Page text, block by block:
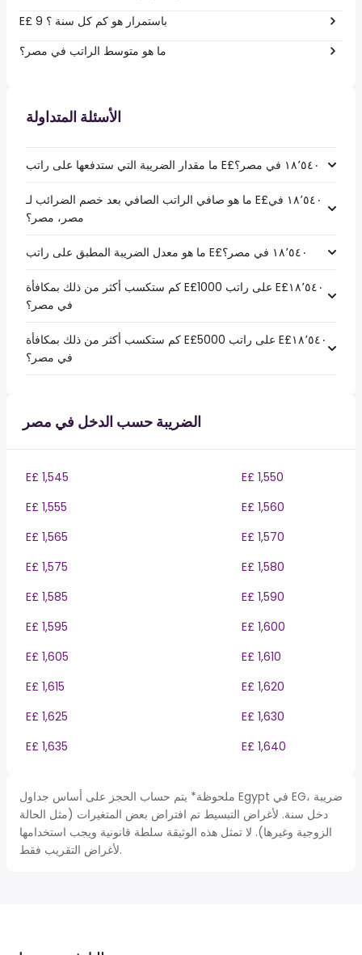
E£ 9 باستمرار هو كم كل سنة ؟
ما هو متوسط الراتب في مصر؟
الأسئلة المتداولة
ما هو صافي الراتب الصافي بعد خصم الضرائب لـ E£‏١٨٬٥٤٠ في
مصر، مصر؟
كم ستكسب أكثر من ذلك بمكافأة E£1000 على راتب E£‏١٨٬٥٤٠
في مصر؟
كم ستكسب أكثر من ذلك بمكافأة E£5000 على راتب E£‏١٨٬٥٤٠
في مصر؟
الضريبة حسب الدخل في مصر
E£ 1,545
E£ 1,550
E£ 1,555
E£ 1,560
E£ 1,565
E£ 1,570
E£ 1,575
E£ 1,580
E£ 1,585
E£ 1,590
E£ 1,595
E£ 1,600
E£ 1,605
E£ 1,610
E£ 1,615
E£ 1,620
E£ 1,625
E£ 1,630
E£ 1,635
E£ 1,640
ملحوظة* يتم حساب الحجز على أساس جداول Egypt في EG، ضريبة
دخل سنة. لأغراض التبسيط تم افتراض بعض المتغيرات (مثل الحالة
الزوجية وغيرها). لا تمثل هذه الوثيقة سلطة قانونية ويجب استخدامها
لأغراض التقريب فقط.